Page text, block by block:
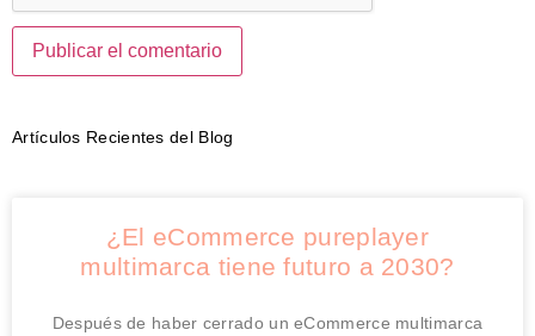
Artículos Recientes del Blog
¿El eCommerce pureplayer
multimarca tiene futuro a 2030?
Después de haber cerrado un eCommerce multimarca